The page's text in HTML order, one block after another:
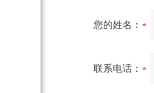
您的姓名：
联系电话：